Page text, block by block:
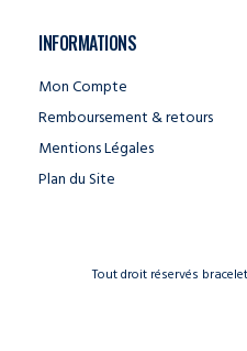
INFORMATIONS
Mon Compte
Remboursement & retours
Mentions Légales
Plan du Site
Tout droit réservés